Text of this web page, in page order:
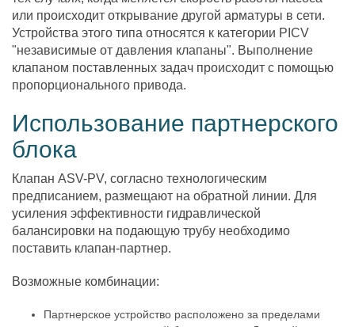
или происходит открывание другой арматуры в сети.
Устройства этого типа относятся к категории PICV
"независимые от давления клапаны". Выполнение
клапаном поставленных задач происходит с помощью
пропорционального привода.
Использование партнерского
блока
Клапан ASV-PV, согласно технологическим
предписанием, размещают на обратной линии. Для
усиления эффективности гидравлической
балансировки на подающую трубу необходимо
поставить клапан-партнер.
Возможные комбинации:
Партнерское устройство расположено за пределами